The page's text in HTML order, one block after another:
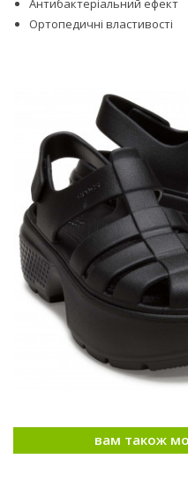
Антибактеріальний ефект
Ортопедичні властивості
вам також